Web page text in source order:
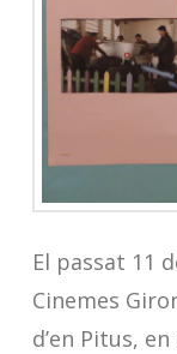
El passat 11
Cinemes
d’en Pitus,